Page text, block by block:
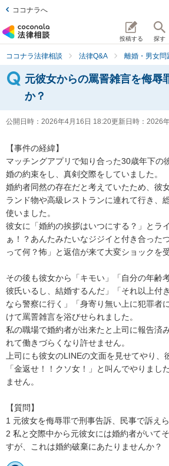
ココナラへ
投稿する 探す
ココナラ法律相談 法律Q&A 離婚・男女問
元彼女からの罵詈雑言を侮辱
か？
公開日時： 2026年4月16日 18:20更新日時： 2026
【事件の経緯】
マッチングアプリで知り合った30歳年下の
婚の約束をし、真剣交際をしていました。
婚約者同然の存在だと考えていたため、彼
ランド物や高級レストランに連れて行き、
使いました。
彼女に「婚約の挨拶はいつにする？」とラ
ぁ！？あんたみたいなジジイと付き合った
って何？怖」と返信が来て大変ショックを
その後も彼女から「キモい」「自分の年齢
彼氏いるし、結婚するんだ」「それ以上付
なら警察に行く」「身寄り無い上に犯罪者
けて罵詈雑言を浴びせられました。
私の職場で婚約者が出来たと上司に報告済
れて働きづらくなり許せません。
上司にも彼女のLINEの文面を見せてやり、
「金返せ！！クソ女！」と叫んでやりまし
ません。
【質問】
1 元彼女を侮辱罪で刑事告訴、民事で訴え
2 私と交際中から元彼女には婚約者がいて
すが、これは婚約破棄にあたりませんか？